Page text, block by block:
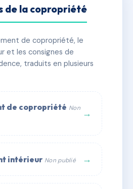
LA PEUPLERAIE
32 lots 🏗 1 bâtiment(s)
Digital
de la copropriété
de copropriété, le
et les consignes de
traduits en plusieurs
de copropriété Non →
intérieur Non publié →